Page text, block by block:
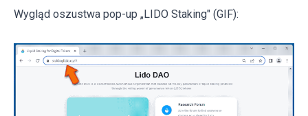
Wygląd oszustwa pop-up „LIDO Staking" (GIF):